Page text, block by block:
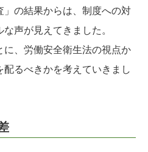
」の結果からは、制度への対
声が見えてきました。
、労働安全衛生法の視点か
るべきかを考えていきまし